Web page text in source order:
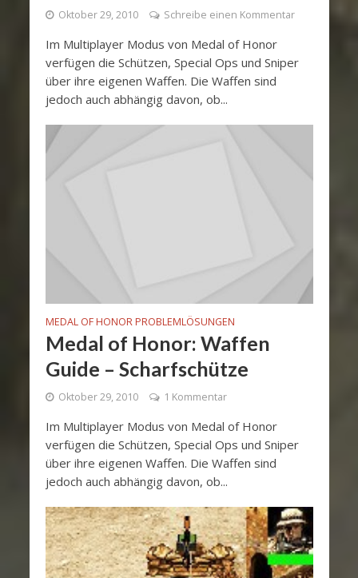
Oktober 29, 2010 Schreibe einen Kommentar
Im Multiplayer Modus von Medal of Honor
verfügen die Schützen, Special Ops und Sniper
über ihre eigenen Waffen. Die Waffen sind
jedoch auch abhängig davon, ob...
MEDAL OF HONOR PROBLEMLÖSUNGEN
Medal of Honor: Waffen
Guide – Scharfschütze
Oktober 29, 2010 1 Kommentar
Im Multiplayer Modus von Medal of Honor
verfügen die Schützen, Special Ops und Sniper
über ihre eigenen Waffen. Die Waffen sind
jedoch auch abhängig davon, ob...